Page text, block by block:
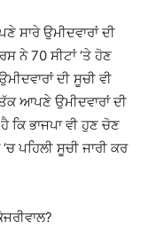
ਸਾਰੇ ਉਮੀਦਵਾਰਾਂ ਦੀ
ਨੇ 70 ਸੀਟਾਂ ‘ਤੇ ਹੋਣ
ਦੀ ਸੂਚੀ ਵੀ
ਆਪਣੇ ਉਮੀਦਵਾਰਾਂ ਦੀ
ਕਿ ਭਾਜਪਾ ਵੀ ਹੁਣ ਚੋਣ
ਪਹਿਲੀ ਸੂਚੀ ਜਾਰੀ ਕਰ